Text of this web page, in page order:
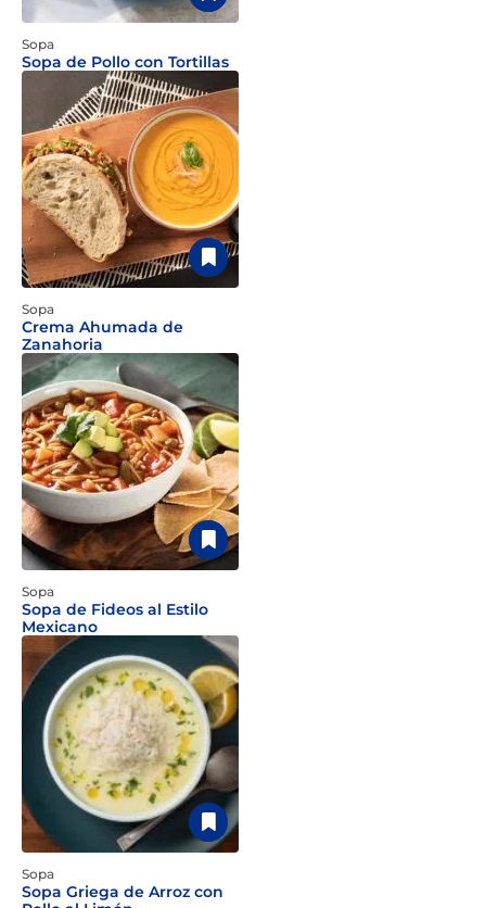
Sopa
Sopa de Pollo con Tortillas
Sopa
Crema Ahumada de
Zanahoria
Sopa
Sopa de Fideos al Estilo
Mexicano
Sopa
Sopa Griega de Arroz con